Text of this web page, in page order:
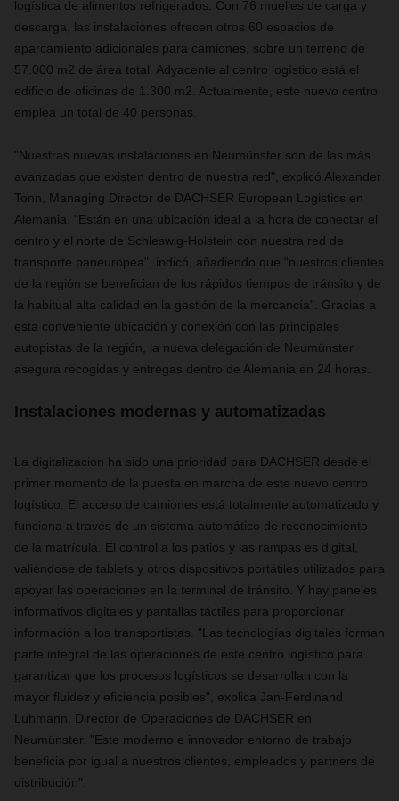
logística de alimentos refrigerados. Con 76 muelles de carga y
descarga, las instalaciones ofrecen otros 60 espacios de
aparcamiento adicionales para camiones, sobre un terreno de
57.000 m2 de área total. Adyacente al centro logístico está el
edificio de oficinas de 1.300 m2. Actualmente, este nuevo centro
emplea un total de 40 personas.
"Nuestras nuevas instalaciones en Neumünster son de las más
avanzadas que existen dentro de nuestra red", explicó Alexander
Tonn, Managing Director de DACHSER European Logistics en
Alemania. "Están en una ubicación ideal a la hora de conectar el
centro y el norte de Schleswig-Holstein con nuestra red de
transporte paneuropea", indicó, añadiendo que “nuestros clientes
de la región se benefician de los rápidos tiempos de tránsito y de
la habitual alta calidad en la gestión de la mercancía". Gracias a
esta conveniente ubicación y conexión con las principales
autopistas de la región, la nueva delegación de Neumünster
asegura recogidas y entregas dentro de Alemania en 24 horas.
Instalaciones modernas y automatizadas
La digitalización ha sido una prioridad para DACHSER desde el
primer momento de la puesta en marcha de este nuevo centro
logístico. El acceso de camiones está totalmente automatizado y
funciona a través de un sistema automático de reconocimiento
de la matrícula. El control a los patios y las rampas es digital,
valiéndose de tablets y otros dispositivos portátiles utilizados para
apoyar las operaciones en la terminal de tránsito. Y hay paneles
informativos digitales y pantallas táctiles para proporcionar
información a los transportistas. "Las tecnologías digitales forman
parte integral de las operaciones de este centro logístico para
garantizar que los procesos logísticos se desarrollan con la
mayor fluidez y eficiencia posibles", explica Jan-Ferdinand
Lühmann, Director de Operaciones de DACHSER en
Neumünster. "Este moderno e innovador entorno de trabajo
beneficia por igual a nuestros clientes, empleados y partners de
distribución".